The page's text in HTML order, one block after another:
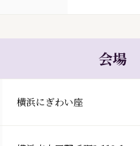
会場
横浜にぎわい座